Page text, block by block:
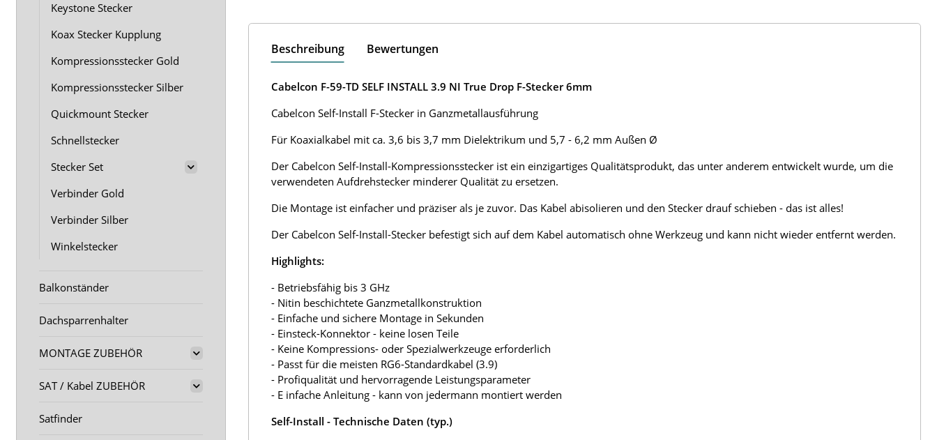
Beschreibung Bewertungen
Cabelcon F-59-TD SELF INSTALL 3.9 NI True Drop F-Stecker 6mm
Cabelcon Self-Install F-Stecker in Ganzmetallausführung
Für Koaxialkabel mit ca. 3,6 bis 3,7 mm Dielektrikum und 5,7 - 6,2 mm Außen Ø
Der Cabelcon Self-Install-Kompressionsstecker ist ein einzigartiges Qualitätsprodukt, das unter anderem entwickelt wurde, um die
verwendeten Aufdrehstecker minderer Qualität zu ersetzen.
Die Montage ist einfacher und präziser als je zuvor. Das Kabel abisolieren und den Stecker drauf schieben - das ist alles!
Der Cabelcon Self-Install-Stecker befestigt sich auf dem Kabel automatisch ohne Werkzeug und kann nicht wieder entfernt werden.
Highlights:
- Betriebsfähig bis 3 GHz
- Nitin beschichtete Ganzmetallkonstruktion
- Einfache und sichere Montage in Sekunden
- Einsteck-Konnektor - keine losen Teile
- Keine Kompressions- oder Spezialwerkzeuge erforderlich
- Passt für die meisten RG6-Standardkabel (3.9)
- Profiqualität und hervorragende Leistungsparameter
- E infache Anleitung - kann von jedermann montiert werden
Self-Install - Technische Daten (typ.)
Keystone Stecker
Koax Stecker Kupplung
Kompressionsstecker Gold
Kompressionsstecker Silber
Quickmount Stecker
Schnellstecker
Stecker Set
Verbinder Gold
Verbinder Silber
Winkelstecker
Balkonständer
Dachsparrenhalter
MONTAGE ZUBEHÖR
SAT / Kabel ZUBEHÖR
Satfinder